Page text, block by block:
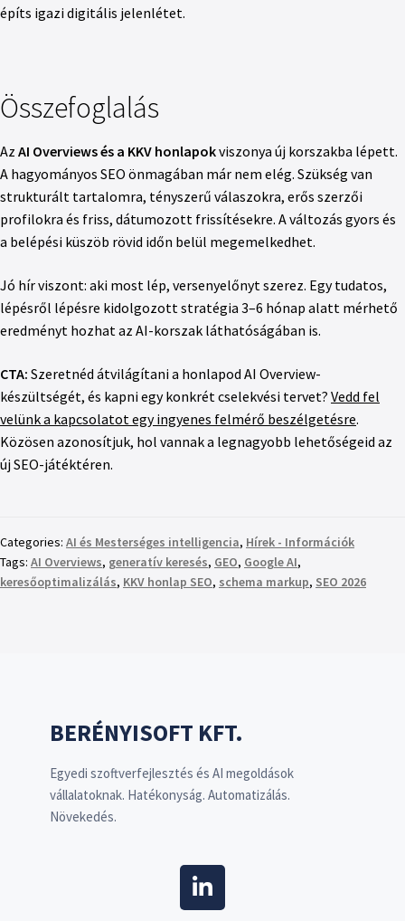
építs igazi digitális jelenlétet.
Összefoglalás
Az AI Overviews és a KKV honlapokviszonya új korszakba lépett.
A hagyományos SEO önmagában már nem elég. Szükség van
strukturált tartalomra, tényszerű válaszokra, erős szerzői
profilokra és friss, dátumozott frissítésekre. A változás gyors és
a belépési küszöb rövid időn belül megemelkedhet.
Jó hír viszont: aki most lép, versenyelőnyt szerez. Egy tudatos,
lépésről lépésre kidolgozott stratégia 3–6 hónap alatt mérhető
eredményt hozhat az AI-korszak láthatóságában is.
CTA: Szeretnéd átvilágítani a honlapod AI Overview-
készültségét, és kapni egy konkrét cselekvési tervet? Vedd fel
velünk a kapcsolatot egy ingyenes felmérő beszélgetésre.
Közösen azonosítjuk, hol vannak a legnagyobb lehetőségeid az
új SEO-játéktéren.
Categories: AI és Mesterséges intelligencia, Hírek - Információk
Tags: AI Overviews, generatív keresés, GEO, Google AI,
keresőoptimalizálás, KKV honlap SEO, schema markup, SEO 2026
BERÉNYISOFT KFT.
Egyedi szoftverfejlesztés és AI megoldások
vállalatoknak. Hatékonyság. Automatizálás.
Növekedés.